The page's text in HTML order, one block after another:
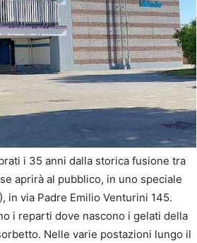
i 35 anni dalla storica fusione tra
aprirà al pubblico, in uno speciale
in via Padre Emilio Venturini 145.
i reparti dove nascono i gelati della
Nelle varie postazioni lungo il